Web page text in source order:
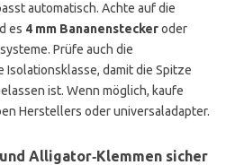
automatisch. Achte auf die
es 4 mm Bananensteckeroder
Prüfe auch die
Isolationsklasse, damit die Spitze
ist. Wenn möglich, kaufe
Herstellers oder universaladapter.
Alligator‑Klemmen sicher